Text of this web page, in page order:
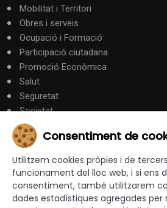
Mobilitat i Territori
Obres i serveis
Ocupació i Formació
Participació ciutadana
Promoció Econòmica
Salut
Seguretat
Societat
Turisme
Altres Canals
canalandorra.ad
Consentiment de
Utilitzem cookies pròpies i de
funcionament del lloc web, i si ens
consentiment, també utilitzarem
dades estadístiques agregades per